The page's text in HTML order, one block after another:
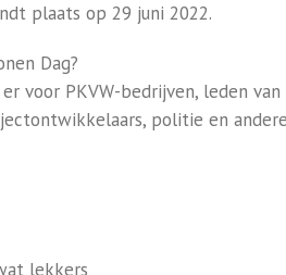
plaats op 29 juni 2022.
Dag?
voor PKVW-bedrijven, leden
politie en
lekkers